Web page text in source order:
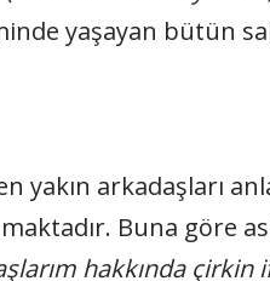
yaşayan bütün
yakın arkadaşları
Buna göre
hakkında çirkin